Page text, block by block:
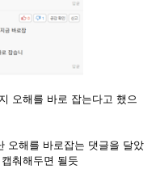
오해를 바로 잡는다고 했으
오해를 바로잡는 댓글을 달았
춰해두면 될듯